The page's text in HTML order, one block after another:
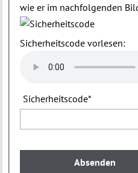
wie er im nachfolgenden
Sicherheitscode vorlesen:
Sicherheitscode*